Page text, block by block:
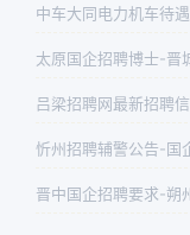
中车大同电力机车待
太原国企招聘博士-晋
吕梁招聘网最新招聘
忻州招聘辅警公告-国
晋中国企招聘要求-朔